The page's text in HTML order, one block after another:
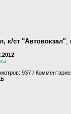
к/ст "Автовокзал"
937 /